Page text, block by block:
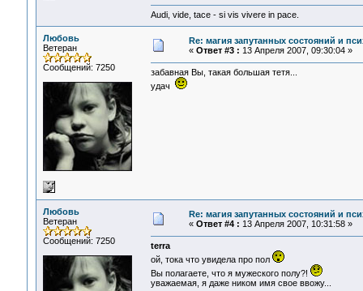
Audi, vide, tace - si vis vivere in pace.
Любовь
Ветеран
Сообщений: 7250
Re: магия запутанных состояний и
« Ответ #3 : 13 Апреля 2007, 09:30:04 »
забавная Вы, такая большая тетя...
удач
Любовь
Ветеран
Сообщений: 7250
Re: магия запутанных состояний и
« Ответ #4 : 13 Апреля 2007, 10:31:58 »
terra
ой, тока что увидела про пол
Вы полагаете, что я мужеского полу?!
уважаемая, я даже ником имя свое ввожу...